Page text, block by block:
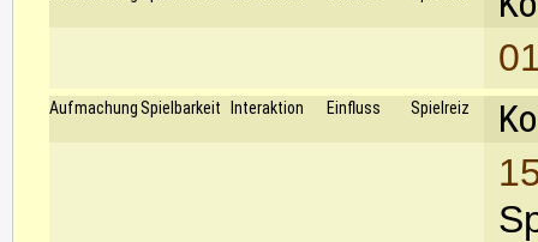
Aufmachung Spielbarkeit Interaktion Einfluss Spielreiz